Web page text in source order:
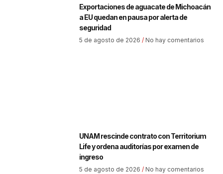
Exportaciones de aguacate de Michoacán
a EU quedan en pausa por alerta de
seguridad
5 de agosto de 2026 No hay comentarios
UNAM rescinde contrato con Territorium
Life y ordena auditorías por examen de
ingreso
5 de agosto de 2026 No hay comentarios